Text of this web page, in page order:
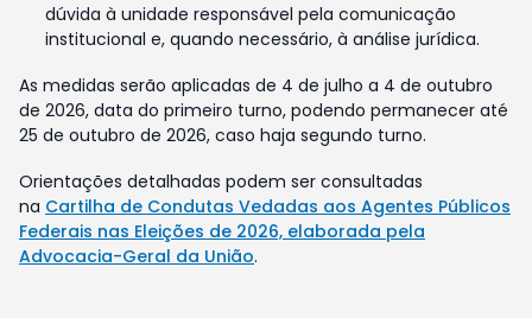
dúvida à unidade responsável pela comunicação
institucional e, quando necessário, à análise jurídica.
As medidas serão aplicadas de 4 de julho a 4 de outubro
de 2026, data do primeiro turno, podendo permanecer até
25 de outubro de 2026, caso haja segundo turno.
Orientações detalhadas podem ser consultadas
na Cartilha de Condutas Vedadas aos Agentes Públicos
Federais nas Eleições de 2026, elaborada pela
Advocacia-Geral da União.